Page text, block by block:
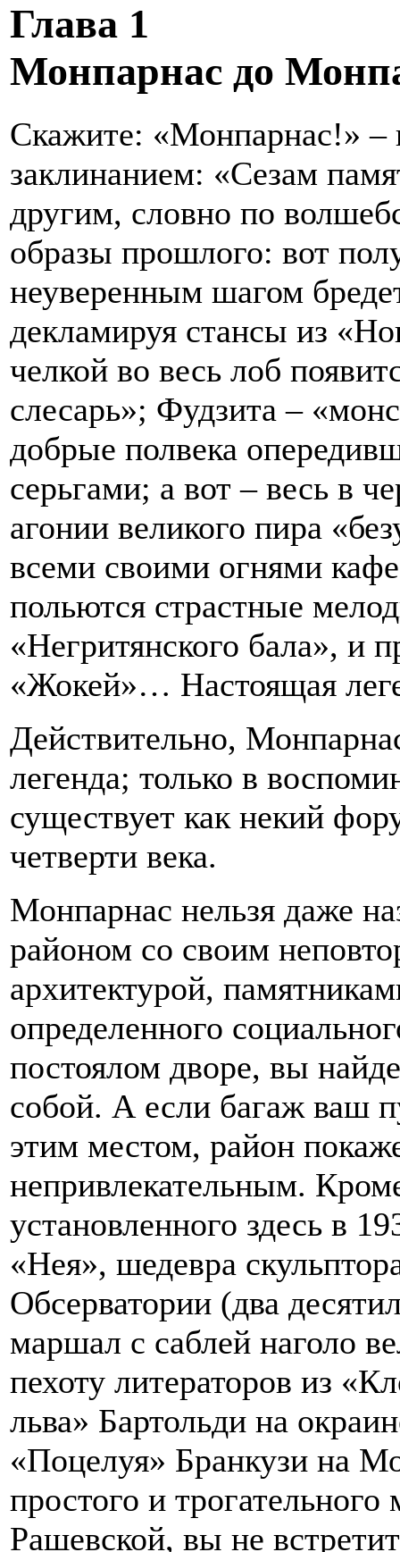
Глава 1
Монпарнас до
Скажите: «Монпарнас!» –
заклинанием: «Сезам
другим, словно по
образы прошлого: вот
неуверенным шагом
декламируя стансы из
челкой во весь лоб
слесарь»; Фудзита –
добрые полвека
серьгами; а вот – весь в
агонии великого пира
всеми своими огнями
польются страстные
«Негритянского бала», и
«Жокей»… Настоящая
Действительно,
легенда; только в
существует как некий
четверти века.
Монпарнас нельзя даже
районом со своим
архитектурой,
определенного
постоялом дворе, вы
собой. А если багаж ваш
этим местом, район
непривлекательным.
установленного здесь в
«Нея», шедевра
Обсерватории (два
маршал с саблей наголо
пехоту литераторов из
льва» Бартольди на
«Поцелуя» Бранкузи на
простого и
Рашевской, вы не